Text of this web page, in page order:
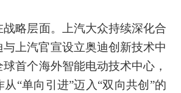
战略层面。上汽大众持续深化合
上汽官宣设立奥迪创新技术中
首个海外智能电动技术中心，
“单向引进”迈入“双向共创”的